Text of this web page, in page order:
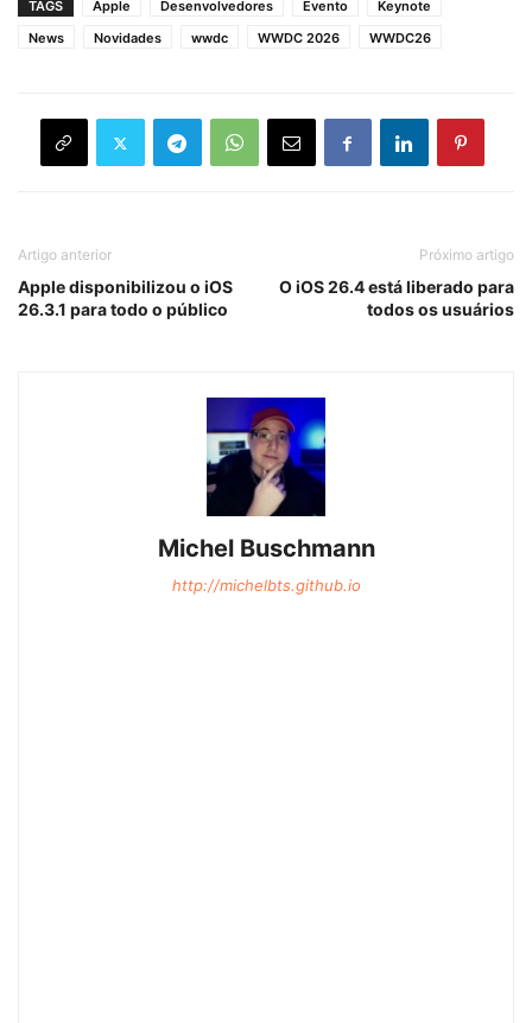
TAGS
Apple Desenvolvedores Evento
Keynote
News
Novidades wwdc WWDC 2026 WWDC26
Artigo anterior
Apple disponibilizou o iOS
26.3.1 para todo o público
Próximo artigo
O iOS 26.4 está liberado para
todos os usuários
Michel Buschmann
http://michelbts.github.io